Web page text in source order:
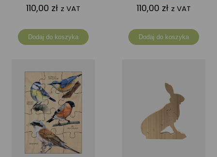
110,00 zł z VAT
Dodaj do koszyka
110,00 zł z VAT
Dodaj do koszyka